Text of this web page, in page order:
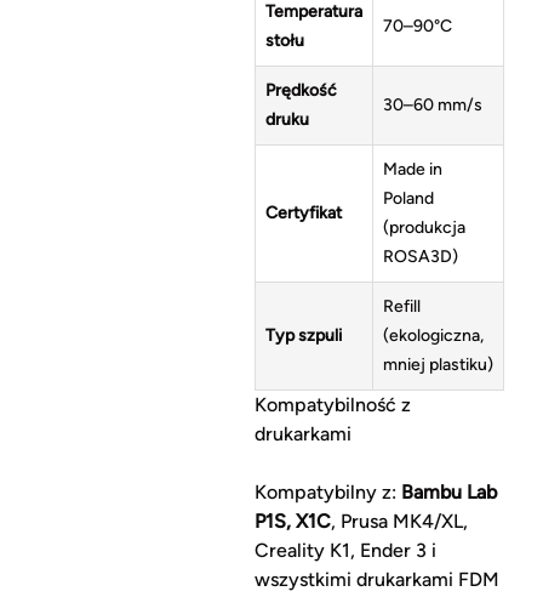
Temperatura
stołu
70–90°C
Prędkość
druku
30–60 mm/s
Certyfikat
Made in
Poland
(produkcja
ROSA3D)
Typ szpuli
Refill
(ekologiczna,
mniej plastiku)
Kompatybilność z
drukarkami
Kompatybilny z: Bambu Lab
P1S, X1C, Prusa MK4/XL,
Creality K1, Ender 3 i
wszystkimi drukarkami FDM